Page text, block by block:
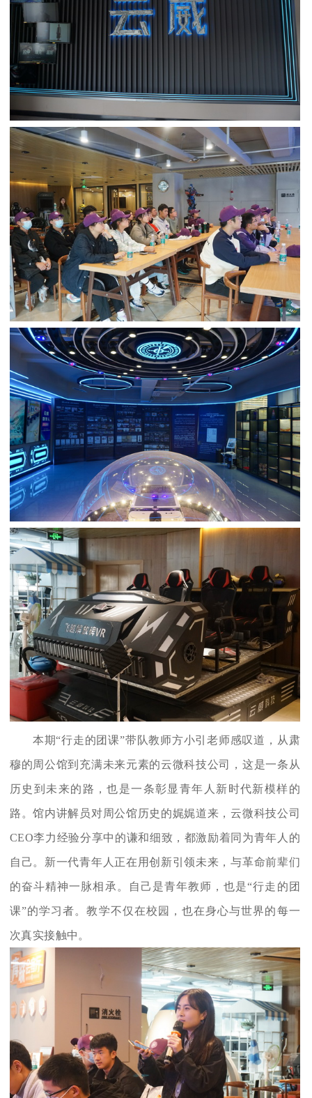
本期“行走的团课”带队教师方小引老师感叹道，从肃
穆的周公馆到充满未来元素的云微科技公司，这是一条从
历史到未来的路，也是一条彰显青年人新时代新模样的
路。馆内讲解员对周公馆历史的娓娓道来，云微科技公司
CEO李力经验分享中的谦和细致，都激励着同为青年人的
自己。新一代青年人正在用创新引领未来，与革命前辈们
的奋斗精神一脉相承。自己是青年教师，也是“行走的团
课”的学习者。教学不仅在校园，也在身心与世界的每一
次真实接触中。